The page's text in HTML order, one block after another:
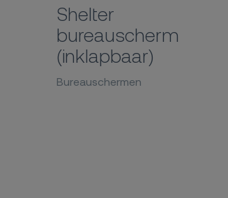
Shelter
bureauscherm
(inklapbaar)
Bureauschermen